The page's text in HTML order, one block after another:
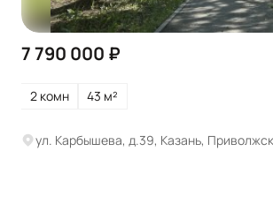
7 790 000 ₽
2 комн 43 м²
ул. Карбышева, д.39, Казань,